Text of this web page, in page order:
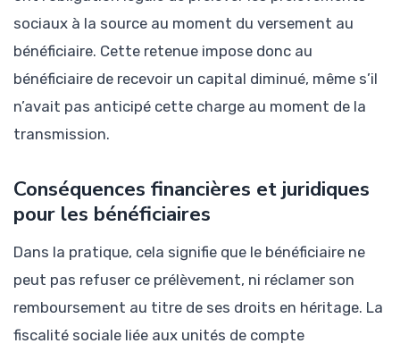
sociaux à la source au moment du versement au
bénéficiaire. Cette retenue impose donc au
bénéficiaire de recevoir un capital diminué, même s’il
n’avait pas anticipé cette charge au moment de la
transmission.
Conséquences financières et juridiques
pour les bénéficiaires
Dans la pratique, cela signifie que le bénéficiaire ne
peut pas refuser ce prélèvement, ni réclamer son
remboursement au titre de ses droits en héritage. La
fiscalité sociale liée aux unités de compte